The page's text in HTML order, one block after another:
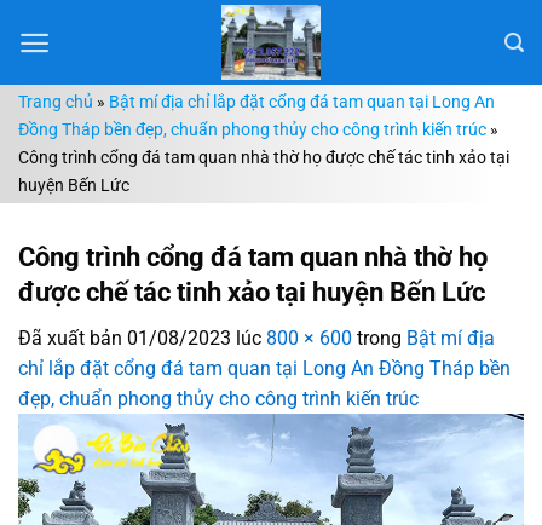
đến
dungTrang chủ » Bật mí địa chỉ lắp đặt cổng đá tam quan tại Long An
Đồng Tháp bền đẹp, chuẩn phong thủy cho công trình kiến trúc »
Công trình cổng đá tam quan nhà thờ họ được chế tác tinh xảo tại
huyện Bến Lức
Công trình cổng đá tam quan nhà thờ họ
được chế tác tinh xảo tại huyện Bến Lức
Đã xuất bản 01/08/2023 lúc 800 × 600 trong Bật mí địa
chỉ lắp đặt cổng đá tam quan tại Long An Đồng Tháp bền
đẹp, chuẩn phong thủy cho công trình kiến trúc